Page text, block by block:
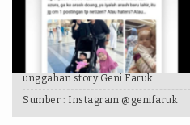
unggahan story Geni Faruk
Sumber : Instagram @genifaruk